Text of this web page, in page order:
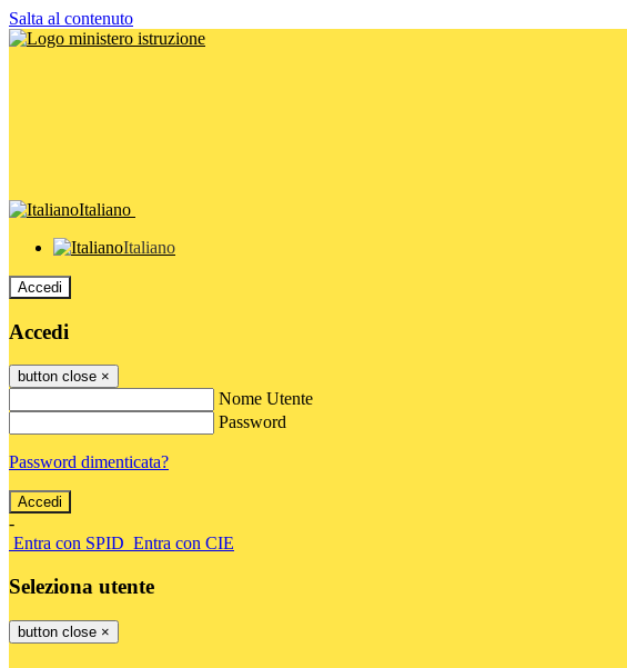
Salta al contenuto
Italiano
Italiano
Accedi
Accedi
button close ×
Nome Utente
Password
Password dimenticata?
-
Entra con SPID Entra con CIE
Seleziona utente
button close ×